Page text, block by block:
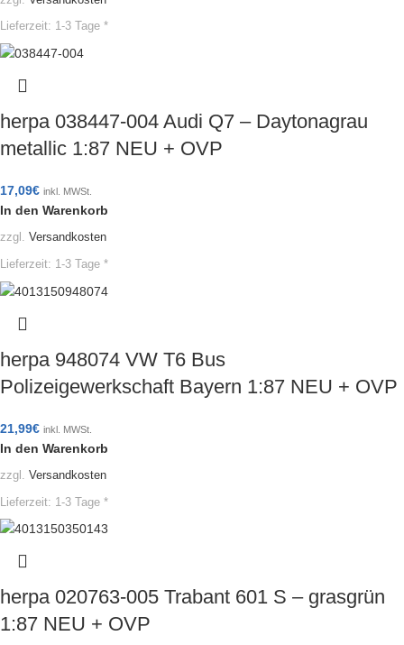
Lieferzeit: 1-3 Tage *
herpa 038447-004 Audi Q7 – Daytonagrau
metallic 1:87 NEU + OVP
17,09€ inkl. MWSt.
In den Warenkorb
zzgl. Versandkosten
Lieferzeit: 1-3 Tage *
herpa 948074 VW T6 Bus
Polizeigewerkschaft Bayern 1:87 NEU + OVP
21,99€ inkl. MWSt.
In den Warenkorb
zzgl. Versandkosten
Lieferzeit: 1-3 Tage *
herpa 020763-005 Trabant 601 S – grasgrün
1:87 NEU + OVP